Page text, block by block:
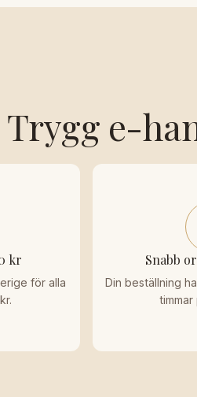
Trygg e-
kr
för alla
Snabb
Din beställning
timmar